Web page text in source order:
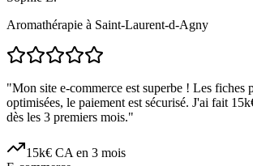
Aromathérapie à Saint-Laurent-d-Agny
"Mon site e-commerce est superbe ! Les fiches
optimisées, le paiement est sécurisé. J'ai fait
dès les 3 premiers mois."
15k€ CA en 3 mois